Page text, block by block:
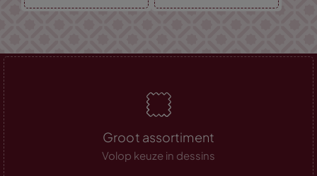
Groot assortiment
Volop keuze in dessins